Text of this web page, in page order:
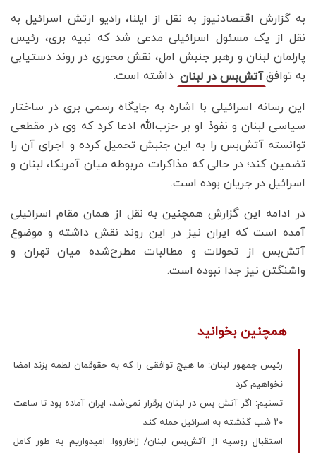
به گزارش اقتصادنیوز به نقل از ایلنا، رادیو ارتش اسرائیل به
نقل از یک مسئول اسرائیلی مدعی شد که نبیه بری، رئیس
پارلمان لبنان و رهبر جنبش امل، نقش محوری در روند دستیابی
به توافقآتش‌بس در لبنان داشته است.
این رسانه اسرائیلی با اشاره به جایگاه رسمی بری در ساختار
سیاسی لبنان و نفوذ او بر حزب‌الله ادعا کرد که وی در مقطعی
توانسته آتش‌بس را به این جنبش تحمیل کرده و اجرای آن را
تضمین کند؛ در حالی که مذاکرات مربوطه میان آمریکا، لبنان و
اسرائیل در جریان بوده است.
در ادامه این گزارش همچنین به نقل از همان مقام اسرائیلی
آمده است که ایران نیز در این روند نقش داشته و موضوع
آتش‌بس از تحولات و مطالبات مطرح‌شده میان تهران و
واشنگتن نیز جدا نبوده است.
همچنین بخوانید
رئیس جمهور لبنان: ما هیچ توافقی را که به حقوقمان لطمه بزند امضا
نخواهیم کرد
تسنیم: اگر آتش بس در لبنان برقرار نمی‌شد، ایران آماده بود تا ساعت
۲۰ شب گذشته به اسرائیل حمله کند
استقبال روسیه از آتش‌بس لبنان/ زاخارووا: امیدواریم به طور کامل